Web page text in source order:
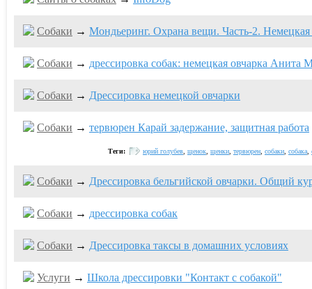
Собаки → Мондьеринг. Охрана вещи. Часть-2. Немецкая
Собаки → дрессировка собак: немецкая овчарка Анита
Собаки → Дрессировка немецкой овчарки
Собаки → тервюрен Карай задержание, защитная работа
Теги: юрий голубев щенок щенки тервюрен собаки собака
Собаки → Дрессировка бельгийской овчарки. Общий
Собаки → дрессировка собак
Собаки → Дрессировка таксы в домашних условиях
Услуги → Школа дрессировки "Контакт с собакой"